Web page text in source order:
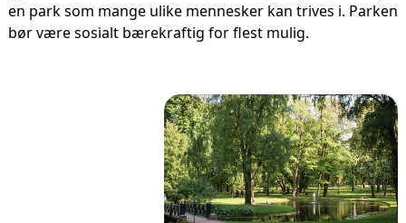
en park som mange ulike mennesker kan trives i. Parken
bør være sosialt bærekraftig for flest mulig.